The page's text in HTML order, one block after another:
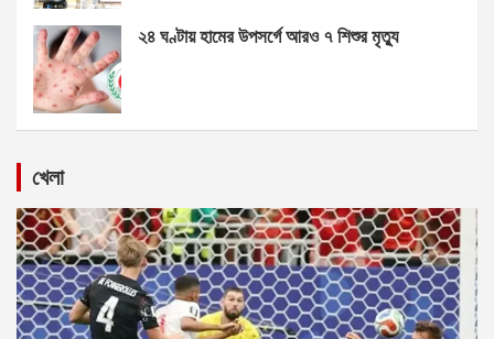
২৪ ঘণ্টায় হামের উপসর্গে আরও ৭ শিশুর মৃত্যু
খেলা